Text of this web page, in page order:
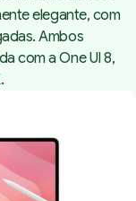
elegante, com
Ambos
com a One UI 8,